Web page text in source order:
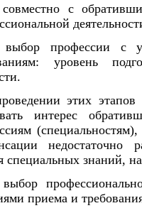
с
профессии с
уровень
этих этапов
интерес
недостаточно
специальных знаний,
приема и